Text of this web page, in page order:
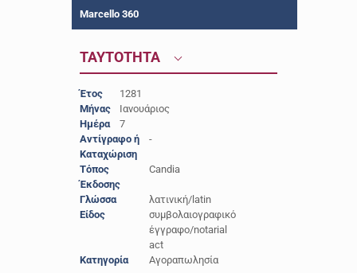
Marcello 360
ΤΑΥΤΟΤΗΤΑ
Έτος
1281
Μήνας
Ιανουάριος
Ημέρα
7
Αντίγραφο ή
Καταχώριση
-
Τόπος
Έκδοσης
Candia
Γλώσσα
λατινική/latin
Είδος
συμβολαιογραφικό
έγγραφο/notarial
act
Κατηγορία
Αγοραπωλησία